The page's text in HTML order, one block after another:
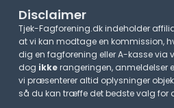
Disclaimer
Tjek-Fagforening.dk indeholder
at vi kan modtage en kommission,
dig en fagforening eller A-kasse via
dog ikkerangeringen, anmeldelser
vi præsenterer altid oplysninger
så du kan træffe det bedste valg for